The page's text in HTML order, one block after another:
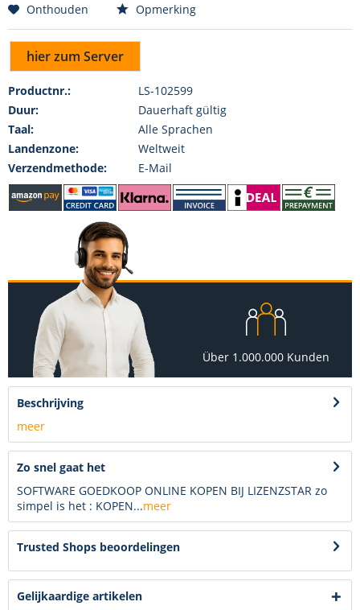
Onthouden Opmerking
hier zum Server
Productnr.:
LS-102599
Duur:
Dauerhaft gültig
Taal:
Alle Sprachen
Landenzone:
Weltweit
Verzendmethode:
E-Mail
Über 1.000.000 Kunden
Beschrijving
meer
Zo snel gaat het
SOFTWARE GOEDKOOP ONLINE KOPEN BIJ LIZENZSTAR zo
simpel is het : KOPEN...meer
Trusted Shops beoordelingen
Gelijkaardige artikelen